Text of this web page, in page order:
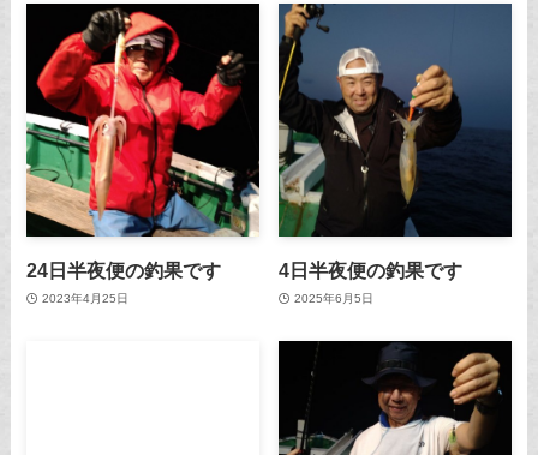
24日半夜便の釣果です
2023年4月25日
4日半夜便の釣果です
2025年6月5日